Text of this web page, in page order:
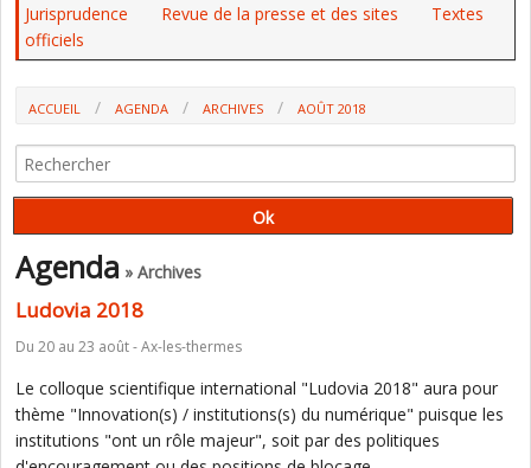
Jurisprudence
Revue de la presse et des sites
Textes
officiels
ACCUEIL AGENDA ARCHIVES AOÛT 2018
Agenda » Archives
Ludovia 2018
Du 20 au 23 août - Ax-les-thermes
Le colloque scientifique international "Ludovia 2018" aura pour
thème "Innovation(s) / institutions(s) du numérique" puisque les
institutions "ont un rôle majeur", soit par des politiques